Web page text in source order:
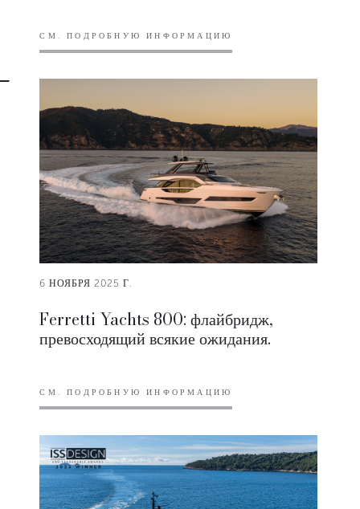
СМ. ПОДРОБНУЮ ИНФОРМАЦИЮ
6 НОЯБРЯ 2025 Г.
Ferretti Yachts 800: флайбридж,
превосходящий всякие ожидания.
СМ. ПОДРОБНУЮ ИНФОРМАЦИЮ